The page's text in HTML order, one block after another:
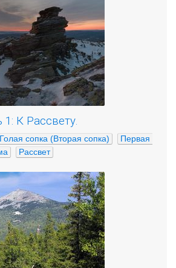
1: К Рассвету.
Голая сопка (Вторая сопка)
Первая
Рассвет